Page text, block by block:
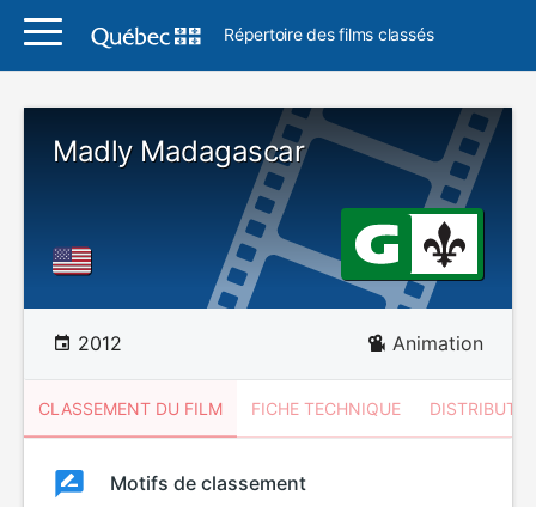
Répertoire des films classés
Madly Madagascar
2012 Animation
CLASSEMENT DU FILM FICHE TECHNIQUE
ClassementClassement
Motifs de classement